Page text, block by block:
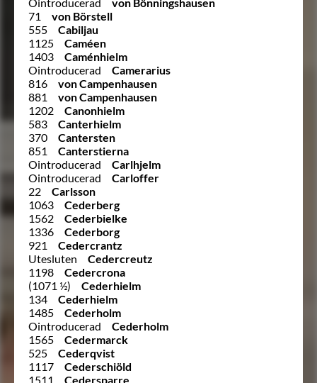
Ointroducerad
von Bönningshausen
71
von Börstell
555
Cabiljau
1125
Caméen
1403
Caménhielm
Ointroducerad
Camerarius
816
von Campenhausen
881
von Campenhausen
1202
Canonhielm
583
Canterhielm
370
Cantersten
851
Canterstierna
Ointroducerad
Carlhjelm
Ointroducerad
Carloffer
22
Carlsson
1063
Cederberg
1562
Cederbielke
1336
Cederborg
921
Cedercrantz
Utesluten
Cedercreutz
1198
Cedercrona
(1071 ½)
Cederhielm
134
Cederhielm
1485
Cederholm
Ointroducerad
Cederholm
1565
Cedermarck
525
Cederqvist
1117
Cederschiöld
1511
Cedersparre